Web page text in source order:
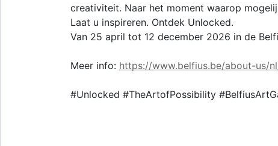
creativiteit. Naar het moment waarop
Laat u inspireren. Ontdek Unlocked.
Van 25 april tot 12 december 2026 in de
Meer info: https://www.belfius.be/about-us/
#Unlocked #TheArtofPossibility